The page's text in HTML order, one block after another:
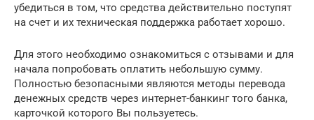
убедиться в том, что средства действительно поступят
на счет и их техническая поддержка работает хорошо.
Для этого необходимо ознакомиться с отзывами и для
начала попробовать оплатить небольшую сумму.
Полностью безопасными являются методы перевода
денежных средств через интернет-банкинг того банка,
карточкой которого Вы пользуетесь.